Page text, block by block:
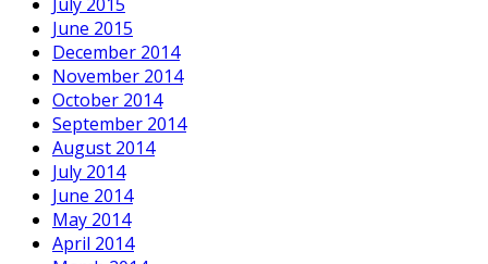
June 2015
December 2014
November 2014
October 2014
September 2014
August 2014
July 2014
June 2014
May 2014
April 2014